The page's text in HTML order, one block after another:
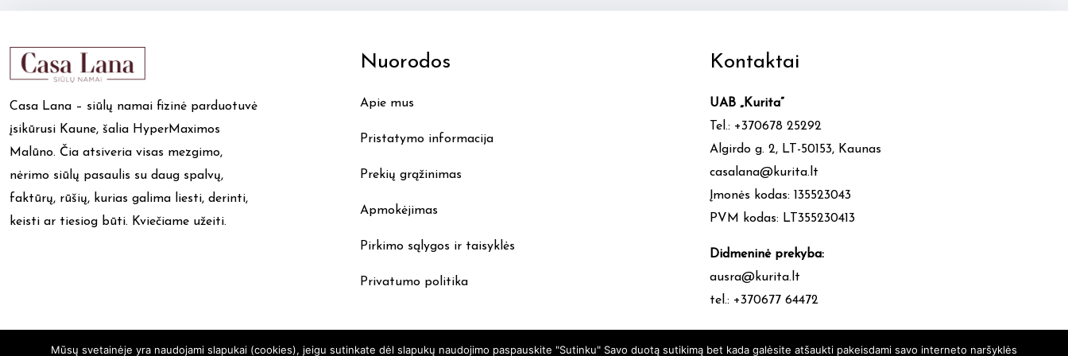
may
product
Casa Lana – siūlų namai fizinė parduotuvė
įsikūrusi Kaune, šalia HyperMaximos
Malūno. Čia atsiveria visas mezgimo,
nėrimo siūlų pasaulis su daug spalvų,
faktūrų, rūšių, kurias galima liesti, derinti,
keisti ar tiesiog būti. Kviečiame užeiti.
Nuorodos
Apie mus
Pristatymo informacija
Prekių grąžinimas
Apmokėjimas
Pirkimo sąlygos ir taisyklės
Privatumo politika
Kontaktai
UAB „Kurita”
Tel.: +370678 25292
Algirdo g. 2, LT-50153, Kaunas
casalana@kurita.lt
Įmonės kodas: 135523043
PVM kodas: LT355230413
Didmeninė prekyba:
ausra@kurita.lt
tel.: +370677 64472
Mūsų svetainėje yra naudojami slapukai (cookies), jeigu sutinkate dėl slapukų naudojimo paspauskite "Sutinku" Savo duotą sutikimą bet kada galėsite atšaukti pakeisdami savo interneto naršyklės